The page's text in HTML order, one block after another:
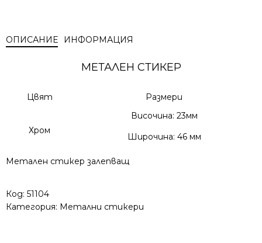
ОПИСАНИЕ ИНФОРМАЦИЯ
МЕТАЛЕН СТИКЕР
Цвят Размери
Хром
Височина: 23мм
Широчина: 46 мм
Метален стикер залепващ
Код: 51104
Категория: Метални стикери